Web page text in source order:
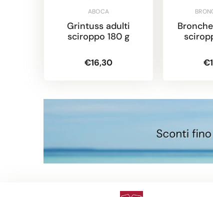
ABOCA
Grintuss adulti
sciroppo 180 g
€16,30